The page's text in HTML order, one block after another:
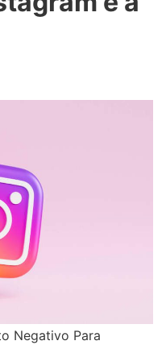
Negativo Para